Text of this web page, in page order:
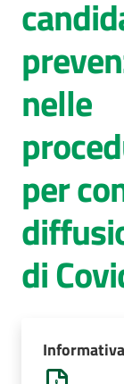
cura
Comunica
nelle
per
di